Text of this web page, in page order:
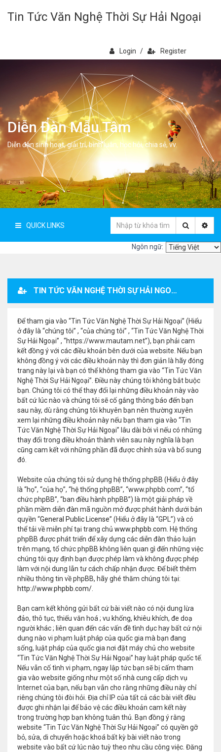
Tin Tức Văn Nghệ Thời Sự Hải Ngoại
Login / Register
Diễn Đàn Mẫu Tâm
Diễn đàn sinh hoạt, giải trí, bình luân, học hỏi, chia sẻ, vv.
QUICK LINKS
Ngôn ngữ:
TIN TỨC VĂN NGHỆ THỜI SỰ HẢI NGOẠI - ĐĂNG KÝ THÀNH VIÊN
Để tham gia vào “Tin Tức Văn Nghệ Thời Sự Hải Ngoại” (Hiểu
ở đây là “chúng tôi” , “của chúng tôi” , “Tin Tức Văn Nghệ Thời
Sự Hải Ngoại” , “https://www.mautam.net”), bạn phải cam
kết đồng ý với các điều khoản bên dưới của website. Nếu bạn
không đồng ý với các điều khoản này thì đơn giản là hãy đóng
trang này lại và bạn có thể không tham gia vào “Tin Tức Văn
Nghệ Thời Sự Hải Ngoại”. Điều này chúng tôi không bắt buộc
bạn. Chúng tôi có thể thay đổi lại những điều khoản này vào
bất cứ lúc nào và chúng tôi sẽ cố gắng thông báo đến bạn
sau này, dù rằng chúng tôi khuyên bạn nên thường xuyên
xem lại những điều khoản này nếu bạn tham gia vào “Tin
Tức Văn Nghệ Thời Sự Hải Ngoại” lâu dài bởi vì nếu có những
thay đổi trong điều khoản thành viên sau này nghĩa là bạn
cũng cam kết với những phần đã được chỉnh sửa và bổ sung
đó.
Website của chúng tôi sử dụng hệ thống phpBB (Hiểu ở đây
là “họ”, “của họ”, “hệ thống phpBB”, “www.phpbb.com”, “tổ
chức phpBB”, “ban điều hành phpBB”) là một giải pháp về
phần mềm diễn đàn mã nguồn mở được phát hành dưới bản
quyền “General Public License” (Hiểu ở đây là “GPL”) và có
thể tải về miễn phí tại trang chủ www.phpbb.com . Hệ thống
phpBB được phát triển để xây dựng các diễn đàn thảo luận
trên mạng, tổ chức phpBB không liên quan gì đến những việc
chúng tôi quy định bạn được phép làm và không được phép
làm với nội dung lẫn tư cách chấp nhận được. Để biết thêm
nhiều thông tin về phpBB, hãy ghé thăm chúng tôi tại:
http://www.phpbb.com/
Bạn cam kết không gửi bất cứ bài viết nào có nội dung lừa
đảo, thô tục, thiếu văn hoá ; vu khống, khiêu khích, đe doạ
người khác ; liên quan đến các vấn đề tình dục hay bất cứ nội
dung nào vi phạm luật pháp của quốc gia mà bạn đang
sống, luật pháp của quốc gia nơi đặt máy chủ cho website
“Tin Tức Văn Nghệ Thời Sự Hải Ngoại” hay luật pháp quốc tế.
Nếu vẫn cố tình vi phạm, ngay lập tức bạn sẽ bị cấm tham
gia vào website giống như một số nhà cung cấp dịch vụ
Internet của bạn, nếu bạn vẫn cho rằng những điều này chỉ
riêng chúng tôi đòi hỏi. Địa chỉ IP của tất cả các bài viết đều
được ghi nhận lại để bảo vệ các điều khoản cam kết này
trong trường hợp bạn không tuân thủ. Bạn đồng ý rằng
website “Tin Tức Văn Nghệ Thời Sự Hải Ngoại” có quyền gỡ
bỏ, sửa, di chuyển hoặc khoá bất kỳ bài viết nào trong
website vào bất cứ lúc nào tuỳ theo nhu cầu công việc. Đăng